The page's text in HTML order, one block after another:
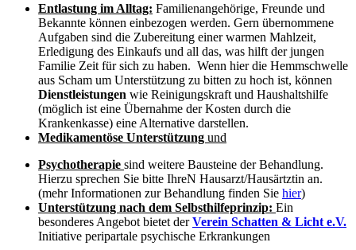
Entlastung im Alltag: Familienangehörige, Freunde und
Bekannte können einbezogen werden. Gern übernommene
Aufgaben sind die Zubereitung einer warmen Mahlzeit,
Erledigung des Einkaufs und all das, was hilft der jungen
Familie Zeit für sich zu haben. Wenn hier die Hemmschwelle
aus Scham um Unterstützung zu bitten zu hoch ist, können
Dienstleistungen wie Reinigungskraft und Haushaltshilfe
(möglich ist eine Übernahme der Kosten durch die
Krankenkasse) eine Alternative darstellen.
Medikamentöse Unterstützung und
Psychotherapie sind weitere Bausteine der Behandlung.
Hierzu sprechen Sie bitte IhreN Hausarzt/Hausärtztin an.
(mehr Informationen zur Behandlung finden Sie hier)
Unterstützung nach dem Selbsthilfeprinzip: Ein
besonderes Angebot bietet derVerein Schatten & Licht e.V.
Initiative peripartale psychische Erkrankungen